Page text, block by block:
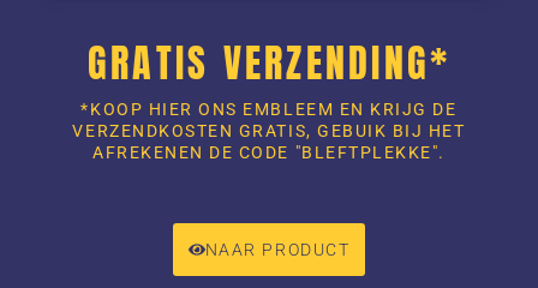
GRATIS VERZENDING*
*KOOP HIER ONS EMBLEEM EN KRIJG DE
VERZENDKOSTEN GRATIS, GEBUIK BIJ HET
AFREKENEN DE CODE "BLEFTPLEKKE".
NAAR PRODUCT